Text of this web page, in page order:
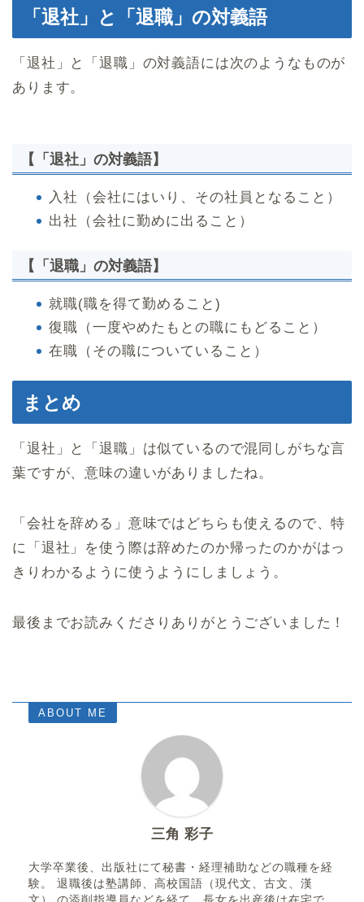
「退社」と「退職」の対義語
「退社」と「退職」の対義語には次のようなものが
あります。
【「退社」の対義語】
入社（会社にはいり、その社員となること）
出社（会社に勤めに出ること）
【「退職」の対義語】
就職(職を得て勤めること)
復職（一度やめたもとの職にもどること）
在職（その職についていること）
まとめ
「退社」と「退職」は似ているので混同しがちな言
葉ですが、意味の違いがありましたね。
「会社を辞める」意味ではどちらも使えるので、特
に「退社」を使う際は辞めたのか帰ったのかがはっ
きりわかるように使うようにしましょう。
最後までお読みくださりありがとうございました！
ABOUT ME
三角 彩子
大学卒業後、出版社にて秘書・経理補助などの職種を経
験。 退職後は塾講師、高校国語（現代文、古文、漢